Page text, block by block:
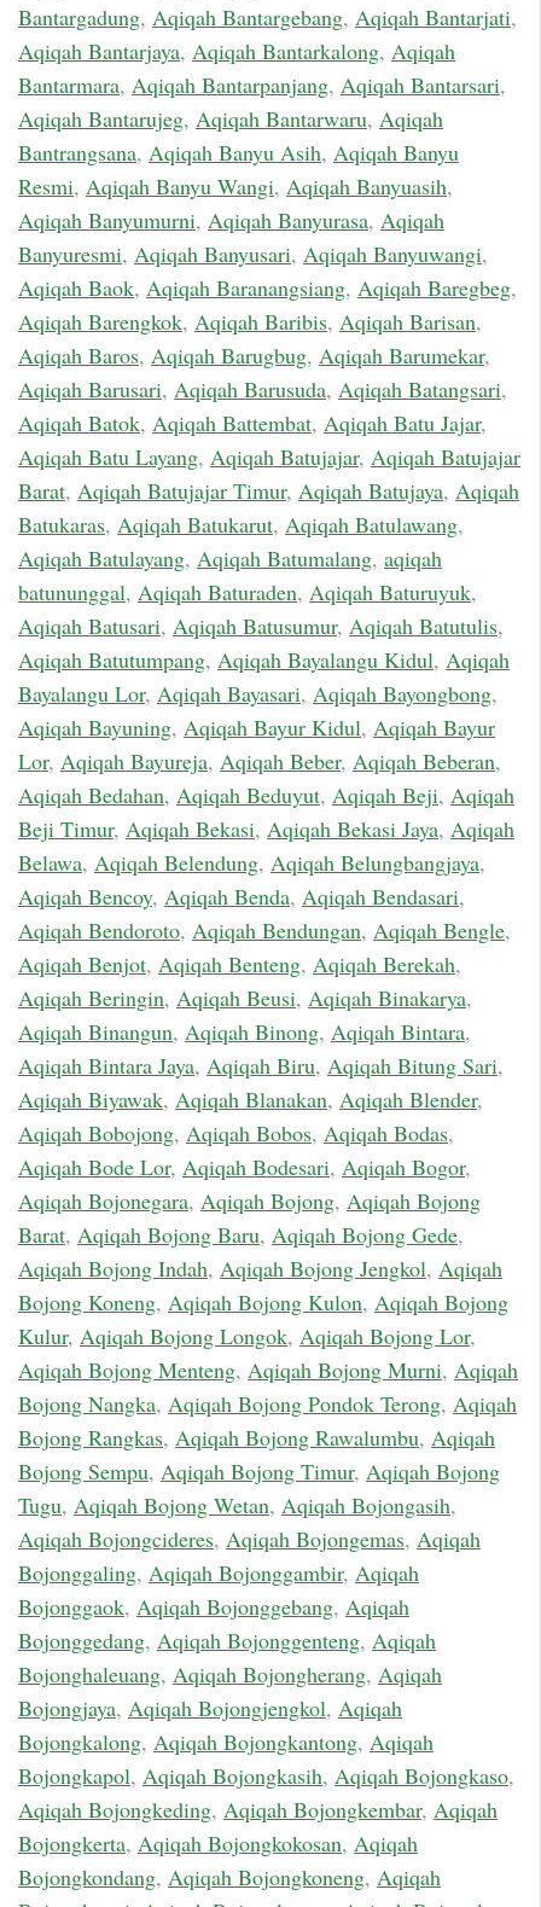
Bantargadung, Aqiqah Bantargebang, Aqiqah Bantarjati,
Aqiqah Bantarjaya, Aqiqah Bantarkalong, Aqiqah
Bantarmara, Aqiqah Bantarpanjang, Aqiqah Bantarsari,
Aqiqah Bantarujeg, Aqiqah Bantarwaru, Aqiqah
Bantrangsana, Aqiqah Banyu Asih, Aqiqah Banyu
Resmi, Aqiqah Banyu Wangi, Aqiqah Banyuasih,
Aqiqah Banyumurni, Aqiqah Banyurasa, Aqiqah
Banyuresmi, Aqiqah Banyusari, Aqiqah Banyuwangi,
Aqiqah Baok, Aqiqah Baranangsiang, Aqiqah Baregbeg,
Aqiqah Barengkok, Aqiqah Baribis, Aqiqah Barisan,
Aqiqah Baros, Aqiqah Barugbug, Aqiqah Barumekar,
Aqiqah Barusari, Aqiqah Barusuda, Aqiqah Batangsari,
Aqiqah Batok, Aqiqah Battembat, Aqiqah Batu Jajar,
Aqiqah Batu Layang, Aqiqah Batujajar, Aqiqah Batujajar
Barat, Aqiqah Batujajar Timur, Aqiqah Batujaya, Aqiqah
Batukaras, Aqiqah Batukarut, Aqiqah Batulawang,
Aqiqah Batulayang, Aqiqah Batumalang, aqiqah
batununggal, Aqiqah Baturaden, Aqiqah Baturuyuk,
Aqiqah Batusari, Aqiqah Batusumur, Aqiqah Batutulis,
Aqiqah Batutumpang, Aqiqah Bayalangu Kidul, Aqiqah
Bayalangu Lor, Aqiqah Bayasari, Aqiqah Bayongbong,
Aqiqah Bayuning, Aqiqah Bayur Kidul, Aqiqah Bayur
Lor, Aqiqah Bayureja, Aqiqah Beber, Aqiqah Beberan,
Aqiqah Bedahan, Aqiqah Beduyut, Aqiqah Beji, Aqiqah
Beji Timur, Aqiqah Bekasi, Aqiqah Bekasi Jaya, Aqiqah
Belawa, Aqiqah Belendung, Aqiqah Belungbangjaya,
Aqiqah Bencoy, Aqiqah Benda, Aqiqah Bendasari,
Aqiqah Bendoroto, Aqiqah Bendungan, Aqiqah Bengle,
Aqiqah Benjot, Aqiqah Benteng, Aqiqah Berekah,
Aqiqah Beringin, Aqiqah Beusi, Aqiqah Binakarya,
Aqiqah Binangun, Aqiqah Binong, Aqiqah Bintara,
Aqiqah Bintara Jaya, Aqiqah Biru, Aqiqah Bitung Sari,
Aqiqah Biyawak, Aqiqah Blanakan, Aqiqah Blender,
Aqiqah Bobojong, Aqiqah Bobos, Aqiqah Bodas,
Aqiqah Bode Lor, Aqiqah Bodesari, Aqiqah Bogor,
Aqiqah Bojonegara, Aqiqah Bojong, Aqiqah Bojong
Barat, Aqiqah Bojong Baru, Aqiqah Bojong Gede,
Aqiqah Bojong Indah, Aqiqah Bojong Jengkol, Aqiqah
Bojong Koneng, Aqiqah Bojong Kulon, Aqiqah Bojong
Kulur, Aqiqah Bojong Longok, Aqiqah Bojong Lor,
Aqiqah Bojong Menteng, Aqiqah Bojong Murni, Aqiqah
Bojong Nangka, Aqiqah Bojong Pondok Terong, Aqiqah
Bojong Rangkas, Aqiqah Bojong Rawalumbu, Aqiqah
Bojong Sempu, Aqiqah Bojong Timur, Aqiqah Bojong
Tugu, Aqiqah Bojong Wetan, Aqiqah Bojongasih,
Aqiqah Bojongcideres, Aqiqah Bojongemas, Aqiqah
Bojonggaling, Aqiqah Bojonggambir, Aqiqah
Bojonggaok, Aqiqah Bojonggebang, Aqiqah
Bojonggedang, Aqiqah Bojonggenteng, Aqiqah
Bojonghaleuang, Aqiqah Bojongherang, Aqiqah
Bojongjaya, Aqiqah Bojongjengkol, Aqiqah
Bojongkalong, Aqiqah Bojongkantong, Aqiqah
Bojongkapol, Aqiqah Bojongkasih, Aqiqah Bojongkaso,
Aqiqah Bojongkeding, Aqiqah Bojongkembar, Aqiqah
Bojongkerta, Aqiqah Bojongkokosan, Aqiqah
Bojongkondang, Aqiqah Bojongkoneng, Aqiqah